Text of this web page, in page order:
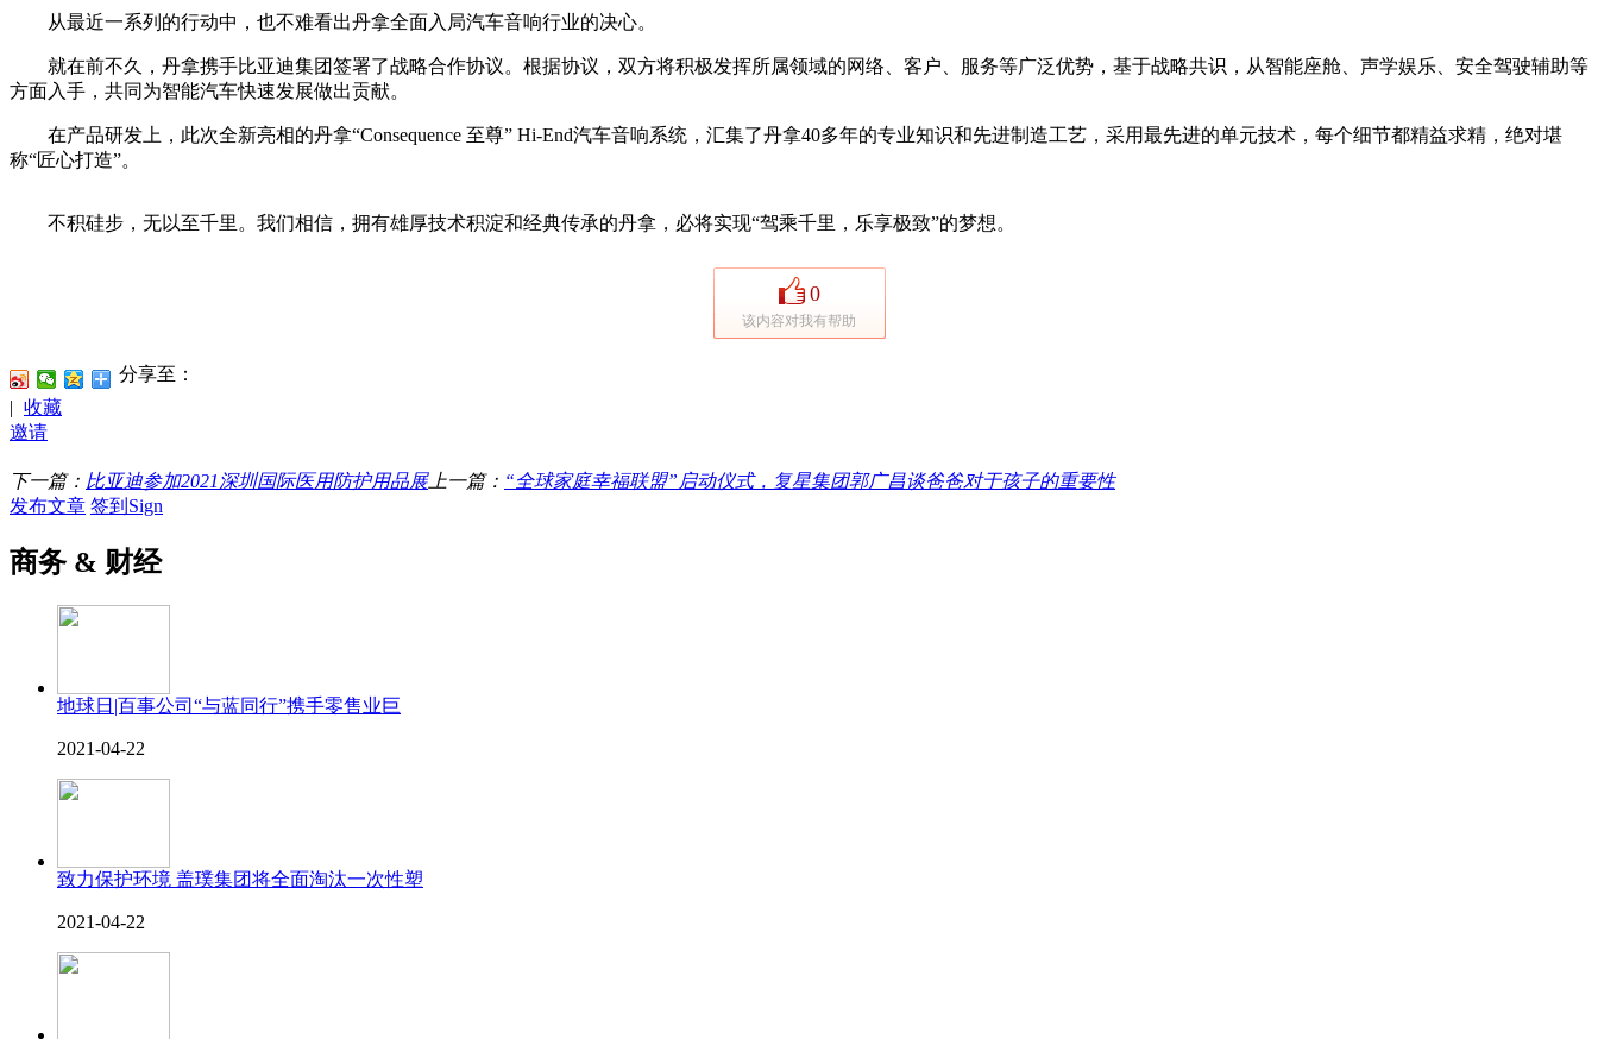
从最近一系列的行动中，也不难看出丹拿全面入局汽车音响行业的决心。
就在前不久，丹拿携手比亚迪集团签署了战略合作协议。根据协议，双方将积极发挥所属领域的网络、客户、服务等广泛优势，基于战略共识，从智能座舱、声学娱乐、安全驾驶辅助等
方面入手，共同为智能汽车快速发展做出贡献。
在产品研发上，此次全新亮相的丹拿“Consequence 至尊” Hi-End汽车音响系统，汇集了丹拿40多年的专业知识和先进制造工艺，采用最先进的单元技术，每个细节都精益求精，绝对堪
称“匠心打造”。
不积硅步，无以至千里。我们相信，拥有雄厚技术积淀和经典传承的丹拿，必将实现“驾乘千里，乐享极致”的梦想。
0
该内容对我有帮助
分享至：
| 收藏
邀请
下一篇： 比亚迪参加2021深圳国际医用防护用品展上一篇： “全球家庭幸福联盟”启动仪式，复星集团郭广昌谈爸爸对于孩子的重要性
发布文章 签到Sign
商务 & 财经
地球日|百事公司“与蓝同行”携手零售业巨
2021-04-22
致力保护环境 盖璞集团将全面淘汰一次性塑
2021-04-22